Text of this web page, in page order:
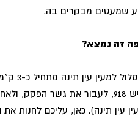
שמעטים מבקרים בה.
זה נמצא?
כביש 918, לעבור את גשר
עין תינה). כאן, עליכם לחנות